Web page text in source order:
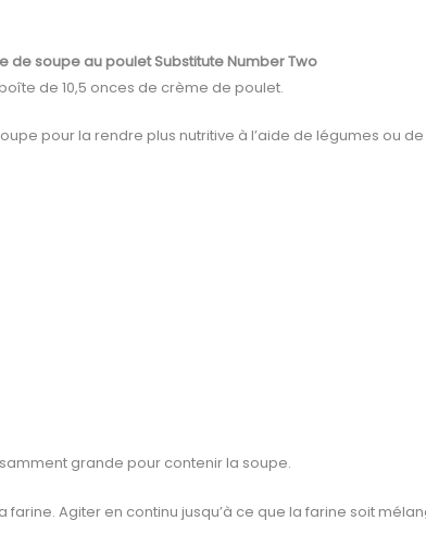
de soupe au poulet Substitute Number Two
de 10,5 onces de crème de poulet.
pour la rendre plus nutritive à l’aide de légumes ou
grande pour contenir la soupe.
Agiter en continu jusqu’à ce que la farine soit